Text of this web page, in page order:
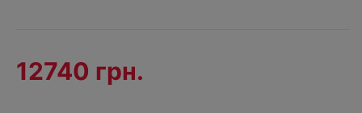
12740 грн.